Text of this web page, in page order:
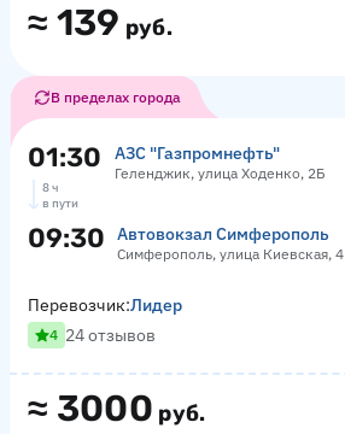
≈ 139 руб.
В пределах города
01:30 АЗС "Газпромнефть"
Геленджик, улица Ходенко, 2Б
8 ч
в пути
09:30 Автовокзал Симферополь
Симферополь, улица Киевская, 4
≈ 3000 руб.
Перевозчик:Лидер
4 24 отзывов